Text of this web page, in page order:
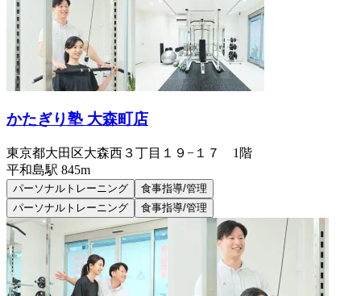
かたぎり塾 大森町店
東京都大田区大森西３丁目１９−１７ 1階
平和島駅 845m
パーソナルトレーニング
食事指導/管理
パーソナルトレーニング
食事指導/管理